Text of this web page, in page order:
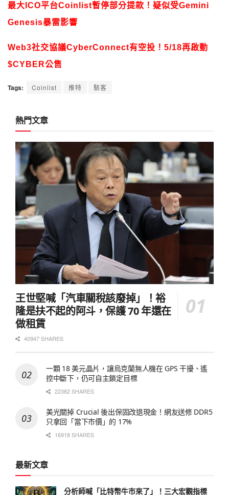
最大ICO平台Coinlist暫停部分提款！疑似受Gemini
Genesis暴雷影響
Web3社交協議CyberConnect有空投！5/18再啟動
$CYBER公售
Tags: Coinlist 推特 駭客
熱門文章
王世堅喊「汽車關稅該廢掉」！裕
隆是扶不起的阿斗，保護 70 年還在
做租賃
40947 SHARES
一顆 18 美元晶片，讓烏克蘭無人機在 GPS 干擾、遙
控中斷下，仍可自主鎖定目標
22382 SHARES
美光關掉 Crucial 後出保固改退現金！網友送修 DDR5
只拿回「當下市價」的 17%
16918 SHARES
最新文章
分析師喊「比特幣牛市來了」！三大宏觀指標